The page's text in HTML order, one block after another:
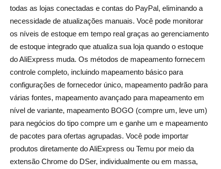
todas as lojas conectadas e contas do PayPal, eliminando a
necessidade de atualizações manuais. Você pode monitorar
os níveis de estoque em tempo real graças ao gerenciamento
de estoque integrado que atualiza sua loja quando o estoque
do AliExpress muda. Os métodos de mapeamento fornecem
controle completo, incluindo mapeamento básico para
configurações de fornecedor único, mapeamento padrão para
várias fontes, mapeamento avançado para mapeamento em
nível de variante, mapeamento BOGO (compre um, leve um)
para negócios do tipo compre um e ganhe um e mapeamento
de pacotes para ofertas agrupadas. Você pode importar
produtos diretamente do AliExpress ou Temu por meio da
extensão Chrome do DSer, individualmente ou em massa,